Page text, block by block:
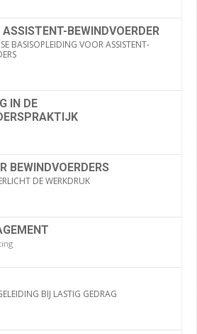
ASSISTENT-BEWINDVOERDER
BASISOPLEIDING VOOR ASSISTENT-
IN DE
BEWINDVOERDERS
DE WERKDRUK
BIJ LASTIG GEDRAG